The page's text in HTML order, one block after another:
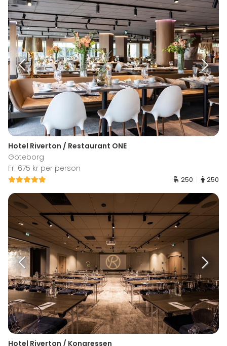
Hotel Riverton / Restaurant ONE
Göteborg
Fr. 675 kr per person
250 250
Hotel Riverton / Kongressen